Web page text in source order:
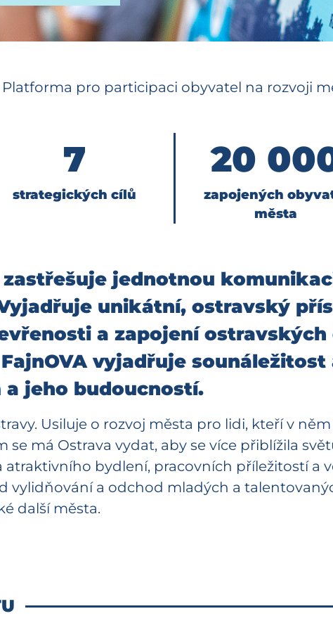
Platforma pro participaci obyvatel na rozvoji
7
strategických cílů
20
zapojených
města
zastřešuje jednotnou
unikátní, ostravský
a zapojení
vyjadřuje
jeho budoucností.
Usiluje o rozvoj města pro lidi, kteří v
se má Ostrava vydat, aby se více přiblížila
atraktivního bydlení, pracovních příležitostí a
vylidňování a odchod mladých a
další města.